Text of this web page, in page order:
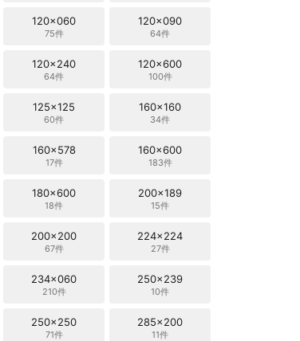
120x060
75件
120x090
64件
120x240
64件
120x600
100件
125x125
60件
160x160
34件
160x578
17件
160x600
183件
180x600
18件
200x189
15件
200x200
67件
224x224
27件
234x060
210件
250x239
10件
250x250
71件
285x200
11件